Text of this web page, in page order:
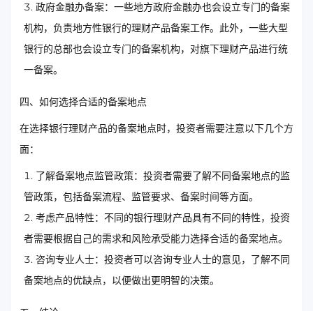
政府金融办备案：一些地方政府金融办也会设立专门的备案
机构，负责地方性银行的理财产品备案工作。此外，一些大型
银行的总部也会设立专门的备案机构，对旗下理财产品进行统
一备案。
四、如何选择合适的备案地点
在选择银行理财产品的备案地点时，投资者需要注意以下几个方
面：
了解备案地点监管政策：投资者需要了解不同备案地点的监
管政策，包括备案流程、监管要求、备案时间等方面。
考虑产品特性：不同的银行理财产品具有不同的特性，投资
者需要根据自己的需求和风险承受能力选择合适的备案地点。
咨询专业人士：投资者可以咨询专业人士的意见，了解不同
备案地点的优缺点，以便做出更明智的决策。